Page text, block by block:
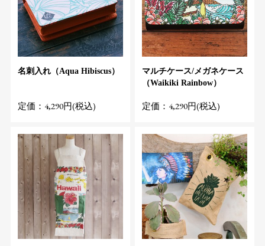
名刺入れ（Aqua Hibiscus）
定価：4,290円(税込)
マルチケース/メガネケース
（Waikiki Rainbow）
定価：4,290円(税込)